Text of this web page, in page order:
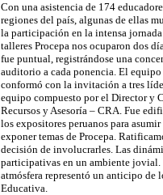
Con una asistencia de 174
regiones del país, algunas de ellas
la participación en la intensa
talleres Procepa nos ocuparon dos
fue puntual, registrándose una
auditorio a cada ponencia. El equipo
conformó con la invitación a tres
equipo compuesto por el Director y
Recursos y Asesoría – CRA. Fue
los expositores peruanos para
exponer temas de Procepa.
decisión de involucrarles. Las
participativas en un ambiente jovial.
atmósfera representó un anticipo de
Educativa.